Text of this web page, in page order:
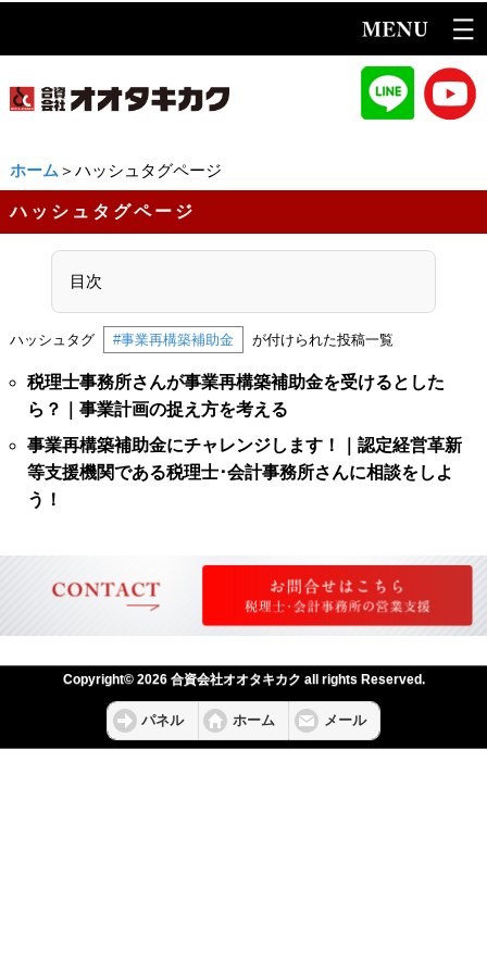
ホーム ＞ハッシュタグページ
ハッシュタグページ
目次
ハッシュタグ #事業再構築補助金 が付けられた投稿一覧
税理士事務所さんが事業再構築補助金を受けるとした
ら？｜事業計画の捉え方を考える
事業再構築補助金にチャレンジします！｜認定経営革新
等支援機関である税理士･会計事務所さんに相談をしよ
う！
Copyright© 2026 合資会社オオタキカク all rights Reserved.
パネル ホーム メール